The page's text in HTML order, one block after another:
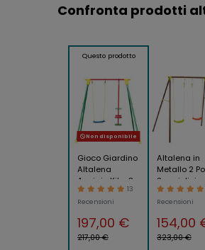
Confronta prodotti
Questo prodotto
Non disponibile
Gioco Giardino
Altalena
Acciaio Kiko 3
Cavalluccio
Biposto 1
Seduta
13
Recensioni
197,00 €
217,00 €
Altalena in
Metallo 2
Seggiolini
Gioco per
Bambini da
Recensioni
154,00
323,00 €